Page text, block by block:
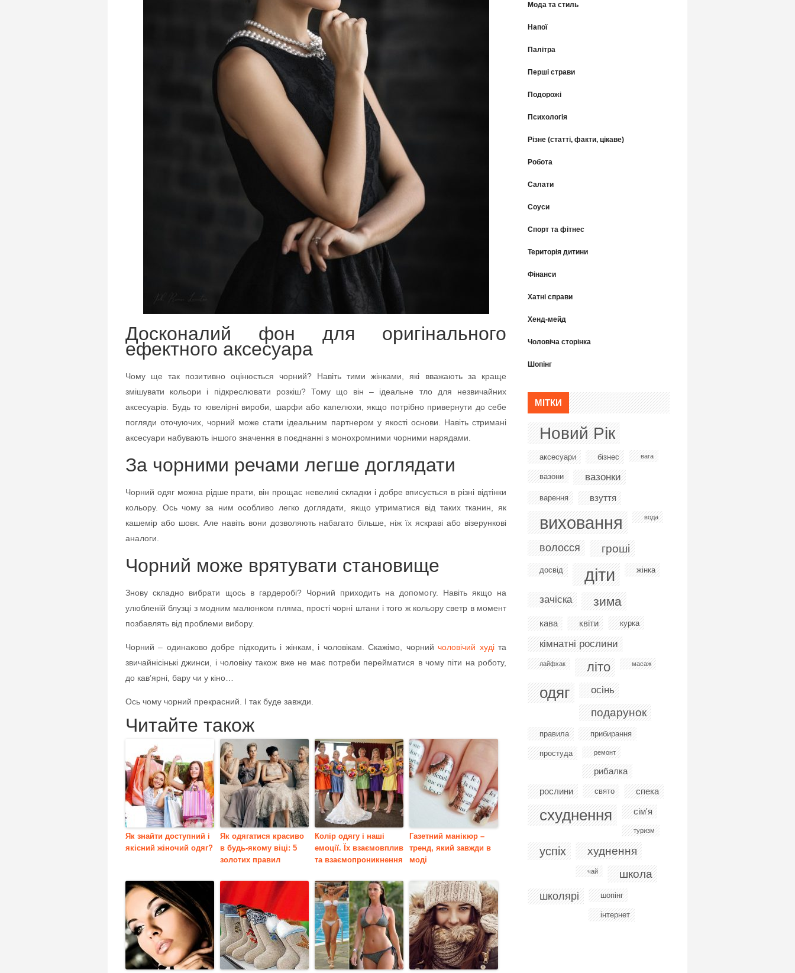
Досконалий фон для оригінального
ефектного аксесуара
Чому ще так позитивно оцінюється чорний? Навіть тими жінками, які вважають за краще
змішувати кольори і підкреслювати розкіш? Тому що він – ідеальне тло для незвичайних
аксесуарів. Будь то ювелірні вироби, шарфи або капелюхи, якщо потрібно привернути до себе
погляди оточуючих, чорний може стати ідеальним партнером у якості основи. Навіть стримані
аксесуари набувають іншого значення в поєднанні з монохромними чорними нарядами.
За чорними речами легше доглядати
Чорний одяг можна рідше прати, він прощає невеликі складки і добре вписується в різні відтінки
кольору. Ось чому за ним особливо легко доглядати, якщо утриматися від таких тканин, як
кашемір або шовк. Але навіть вони дозволяють набагато більше, ніж їх яскраві або візерункові
аналоги.
Чорний може врятувати становище
Знову складно вибрати щось в гардеробі? Чорний приходить на допомогу. Навіть якщо на
улюбленій блузці з модним малюнком пляма, прості чорні штани і того ж кольору светр в момент
позбавлять від проблеми вибору.
Чорний – одинаково добре підходить і жінкам, і чоловікам. Скажімо, чорнийчоловічий худіта
звичайнісінькі джинси, і чоловіку також вже не має потреби перейматися в чому піти на роботу,
до кав’ярні, бару чи у кіно…
Ось чому чорний прекрасний. І так буде завжди.
Читайте також
Як знайти доступний і
якісний жіночий одяг?
Як одягатися красиво
в будь-якому віці: 5
золотих правил
Колір одягу і наші
емоції. Їх взаємовплив
та взаємопроникнення
Газетний манікюр –
тренд, який завжди в
моді
Мода та стиль
Напої
Палітра
Перші страви
Подорожі
Психологія
Різне (статті, факти, цікаве)
Робота
Салати
Соуси
Спорт та фітнес
Територія дитини
Фінанси
Хатні справи
Хенд-мейд
Чоловіча сторінка
Шопінг
МІТКИ
Новий Рік
аксесуари бізнес вага
вазони вазонки
варення взуття
виховання вода
волосся гроші
досвід діти жінка
зачіска зима
кава квіти курка
кімнатні рослини
лайфхак літо масаж
одяг осінь
подарунок
правила прибирання
простуда ремонт
рибалка
рослини
свято спека
схуднення сім'я
туризм
успіх худнення
чай школа
школярі шопінг
інтернет